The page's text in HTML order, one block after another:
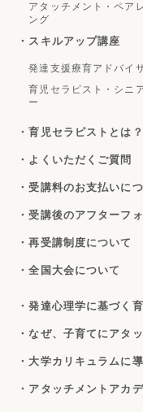
アタッチメント・ペア
ング
・スキルアップ講座
発達支援療育アドバイ
育児セラピスト・シニ
ー
・育児セラピストとは？
・よくいただくご質問
・受講料のお支払いに
・受講後のアフターフ
・再受講制度について
・全国大会について
・発達心理学に基づく
・なぜ、子育てにアタ
・大学カリキュラムに
・アタッチメントアカ